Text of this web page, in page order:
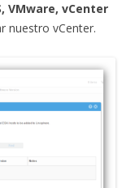
VMware, vCenter
nuestro vCenter.